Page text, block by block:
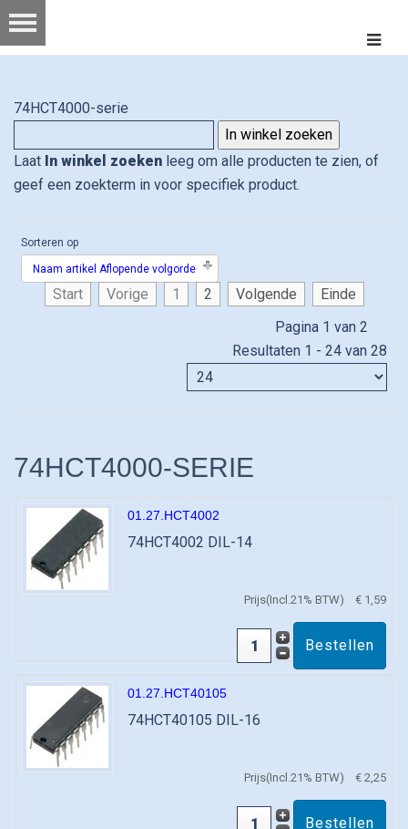
74HCT4000-serie
Laat In winkel zoeken leeg om alle producten te zien, of
geef een zoekterm in voor specifiek product.
Sorteren op
Naam artikel Aflopende volgorde
Start Vorige 1 2 Volgende
Einde
Pagina 1 van 2
Resultaten 1 - 24 van 28
74HCT4000-SERIE
01.27.HCT4002
74HCT4002 DIL-14
Prijs(Incl.21% BTW) € 1,59
01.27.HCT40105
74HCT40105 DIL-16
Prijs(Incl.21% BTW) € 2,25